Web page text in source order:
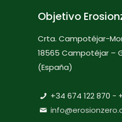
Objetivo
Crta. Campotéjar-
18565 Campotéjar –
(España)
+34 674 122 870 -